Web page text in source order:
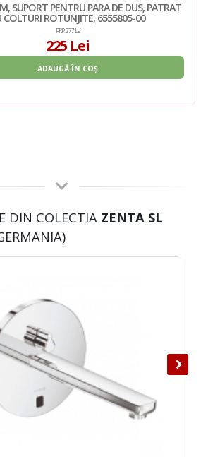
SUPORT PENTRU PARA DE DUS, PATRAT
COLTURI ROTUNJITE, 6555805-00
PRP: 277 Lei
225 Lei
ADAUGĂ ÎN COȘ
DIN COLECTIA ZENTA SL